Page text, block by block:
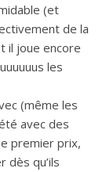
(et
de la
il joue encore
les
(même les
avec des
premier prix,
dès qu’ils